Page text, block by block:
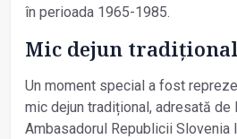
în perioada 1965-1985.
Mic dejun tradițional
Un moment special a fost
mic dejun tradițional, adresată de
Ambasadorul Republicii Slovenia